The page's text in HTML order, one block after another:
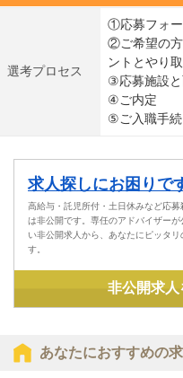
選考プロセス
①応募フォ
②ご希望の方
ントとやり
③応募施設
④ご内定
⑤ご入職手続
求人探しにお困りで
高給与・託児所付・土日休みなど応
は非公開です。専任のアドバイザー
い非公開求人から、あなたにピッタリ
す。
非公開求人
あなたにおすすめの